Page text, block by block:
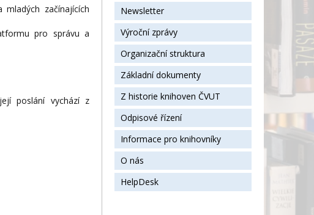
začínajících
pro správu a
poslání vychází z
Newsletter
Výroční zprávy
Organizační struktura
Základní dokumenty
Z historie knihoven ČVUT
Odpisové řízení
Informace pro knihovníky
O nás
HelpDesk